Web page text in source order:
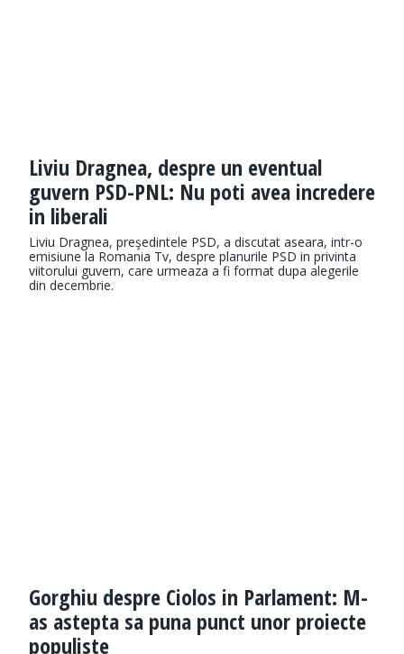
Liviu Dragnea, despre un eventual
guvern PSD-PNL: Nu poti avea incredere
in liberali
Liviu Dragnea, preşedintele PSD, a discutat aseara, intr-o
emisiune la Romania Tv, despre planurile PSD in privinta
viitorului guvern, care urmeaza a fi format dupa alegerile
din decembrie.
Gorghiu despre Ciolos in Parlament: M-
as astepta sa puna punct unor proiecte
populiste